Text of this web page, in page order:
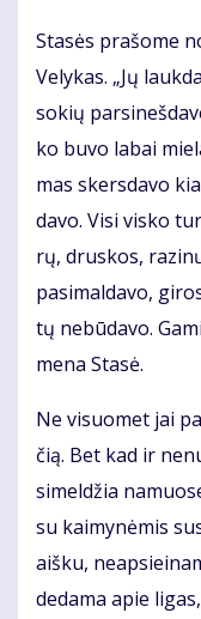
Sta­sės pra­šo­me
Ve­ly­kas. „Jų
so­kių
ko bu­vo la­bai
mas skers­da­vo
da­vo. Vi­si vis­ko
rų, drus­kos,
pa­si­mal­da­vo,
tų ne­bū­da­vo.
me­na Sta­sė.
Ne vi­suo­met jai
čią. Bet kad ir
si­mel­džia
su kai­my­nė­mis
aiš­ku,
de­da­ma apie